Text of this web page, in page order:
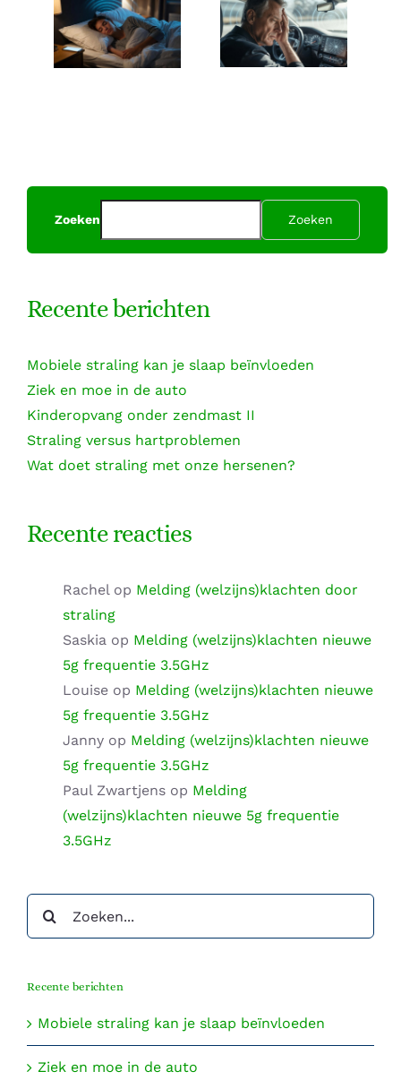
Mobiele
straling kan
je slaap
Ziek en moe
in de auto
Zoeken Zoeken
Recente berichten
Mobiele straling kan je slaap beïnvloeden
Ziek en moe in de auto
Kinderopvang onder zendmast II
Straling versus hartproblemen
Wat doet straling met onze hersenen?
Recente reacties
Rachelop Melding (welzijns)klachten door
straling
Saskia op Melding (welzijns)klachten nieuwe
5g frequentie 3.5GHz
Louise op Melding (welzijns)klachten nieuwe
5g frequentie 3.5GHz
Janny op Melding (welzijns)klachten nieuwe
5g frequentie 3.5GHz
Paul Zwartjens op Melding
(welzijns)klachten nieuwe 5g frequentie
3.5GHz
naar:
Recente berichten
Mobiele straling kan je slaap beïnvloeden
Ziek en moe in de auto